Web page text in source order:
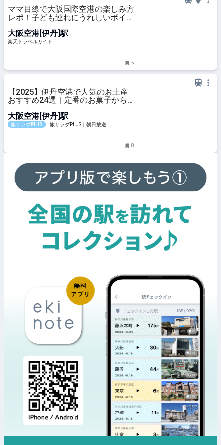
ママ目線で大阪国際空港の楽しみ方
レポ！子ども連れにうれしいポイン
大阪空港[伊丹]駅
楽天トラベルガイド
5
【2025】伊丹空港で人気のお土産
おすすめ24選｜定番のお菓子から
幅広く紹介
大阪空港[伊丹]駅
旅サラダPLUS 旅サラダPLUS｜朝日放送
8